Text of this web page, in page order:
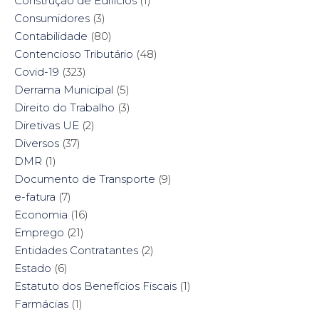
Consumidores (3)
Contabilidade (80)
Contencioso Tributário (48)
Covid-19 (323)
Derrama Municipal (5)
Direito do Trabalho (3)
Diretivas UE (2)
Diversos (37)
DMR (1)
Documento de Transporte (9)
e-fatura (7)
Economia (16)
Emprego (21)
Entidades Contratantes (2)
Estado (6)
Estatuto dos Benefícios Fiscais (1)
Farmácias (1)